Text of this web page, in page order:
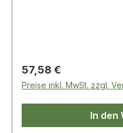
Regulärer Preis:
57,58 €
Preise inkl. MwSt. zzgl.
In den